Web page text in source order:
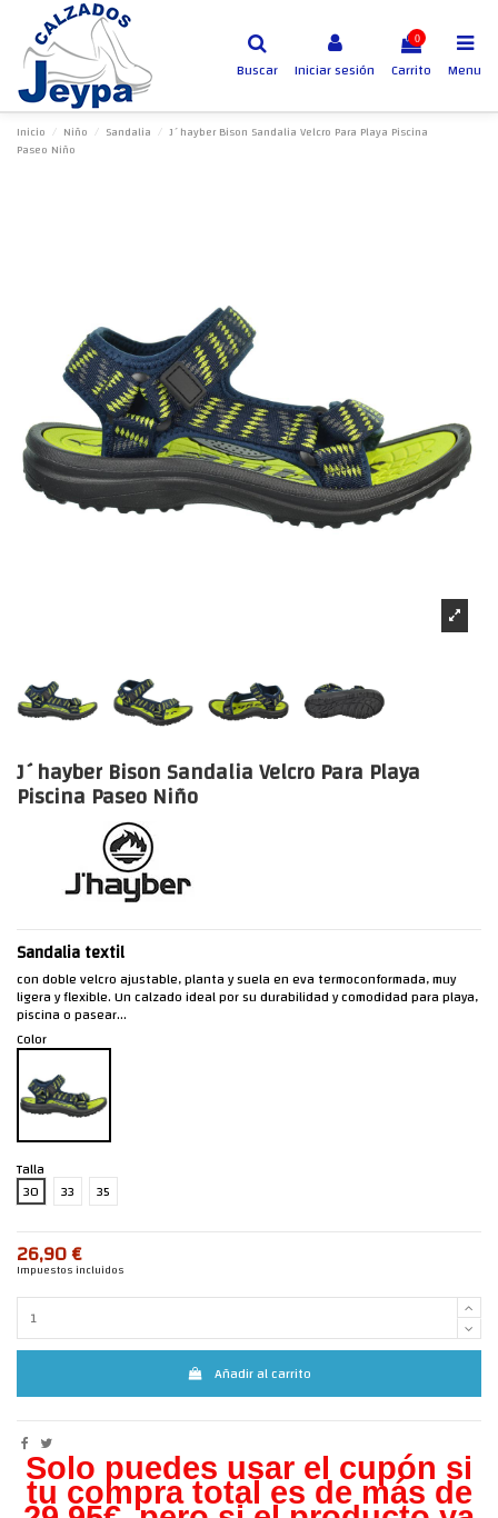
Buscar Iniciar sesión
0
Carrito Menu
Inicio Niño Sandalia
J´hayber Bison Sandalia Velcro Para Playa Piscina
Paseo Niño
J´hayber Bison Sandalia Velcro Para Playa
Piscina Paseo Niño
Sandalia textil
con doble velcro ajustable, planta y suela en eva termoconformada, muy
ligera y flexible. Un calzado ideal por su durabilidad y comodidad para playa,
piscina o pasear...
Color
Talla
30
33 35
26,90 €
Impuestos incluidos
Añadir al carrito
Solo puedes usar el cupón si
tu compra total es de más de